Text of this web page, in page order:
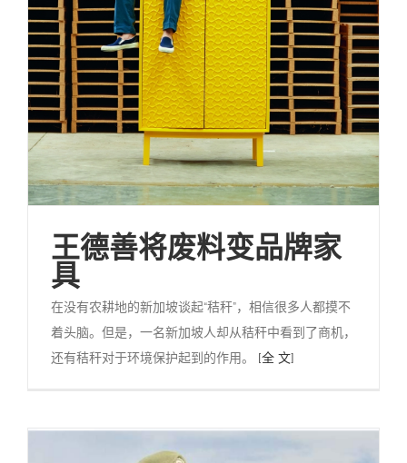
王德善将废料变品牌家
具
在没有农耕地的新加坡谈起“秸秆”，相信很多人都摸不
着头脑。但是，一名新加坡人却从秸秆中看到了商机，
还有秸秆对于环境保护起到的作用。 [全 文]